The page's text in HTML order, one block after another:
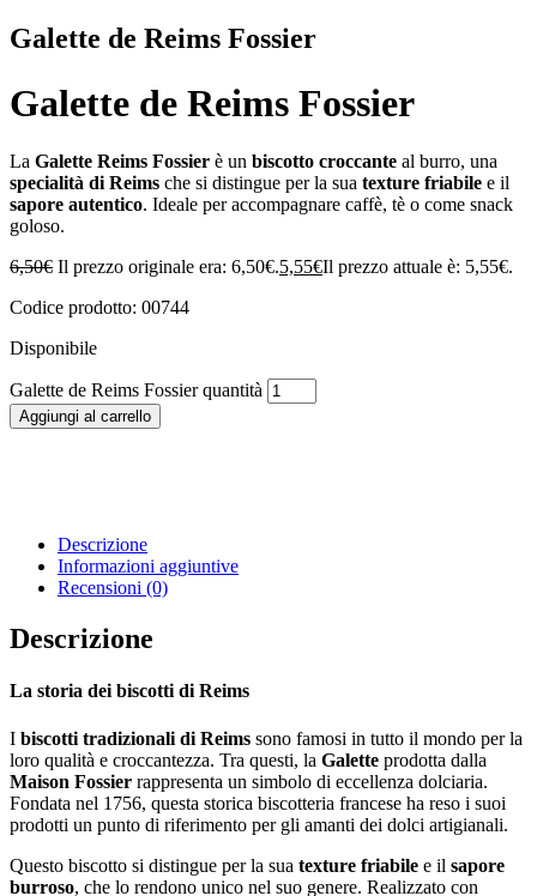
Galette de Reims Fossier
Galette de Reims Fossier
La Galette Reims Fossier è un biscotto croccante al burro, una
specialità di Reims che si distingue per la sua texture friabile e il
sapore autentico. Ideale per accompagnare caffè, tè o come snack
goloso.
6,50€ Il prezzo originale era: 6,50€.5,55€Il prezzo attuale è: 5,55€.
Codice prodotto: 00744
Disponibile
Galette de Reims Fossier quantità
Aggiungi al carrello
Descrizione
Informazioni aggiuntive
Recensioni (0)
Descrizione
La storia dei biscotti di Reims
I biscotti tradizionali di Reims sono famosi in tutto il mondo per la
loro qualità e croccantezza. Tra questi, la Galette prodotta dalla
Maison Fossier rappresenta un simbolo di eccellenza dolciaria.
Fondata nel 1756, questa storica biscotteria francese ha reso i suoi
prodotti un punto di riferimento per gli amanti dei dolci artigianali.
Questo biscotto si distingue per la sua texture friabile e il sapore
burroso, che lo rendono unico nel suo genere. Realizzato con